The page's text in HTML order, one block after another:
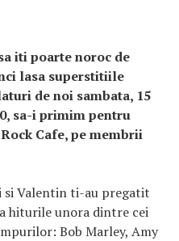
iti poarte noroc de
lasa superstitiile
de noi sambata, 15
sa-i primim pentru
Cafe, pe membrii
si Valentin ti-au pregatit
hiturile unora dintre cei
Bob Marley, Amy